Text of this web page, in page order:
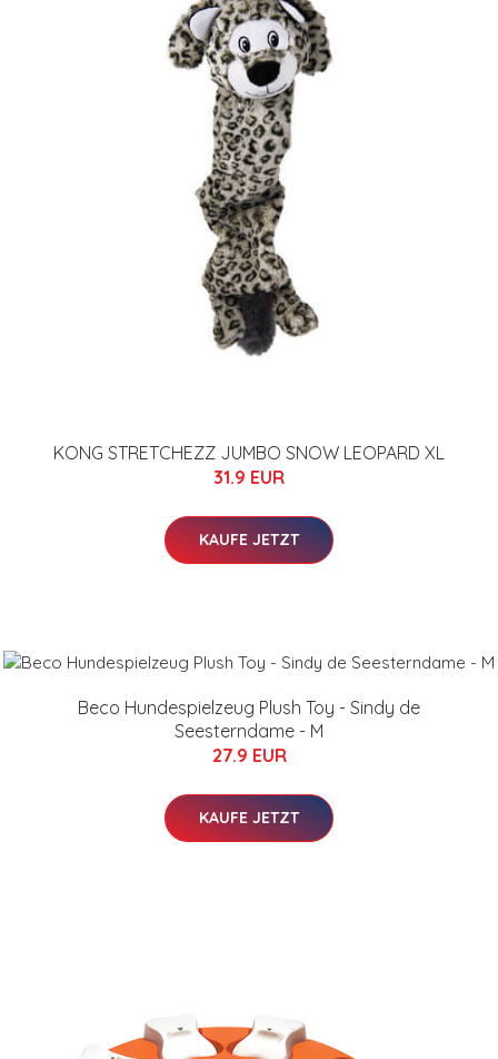
KONG STRETCHEZZ JUMBO SNOW LEOPARD XL
31.9 EUR
KAUFE JETZT
Beco Hundespielzeug Plush Toy - Sindy de
Seesterndame - M
27.9 EUR
KAUFE JETZT